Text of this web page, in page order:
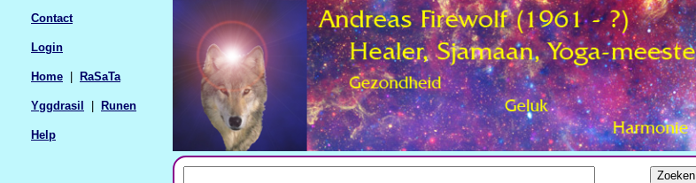
Contact
Login
Home RaSaTa
Yggdrasil Runen
Help